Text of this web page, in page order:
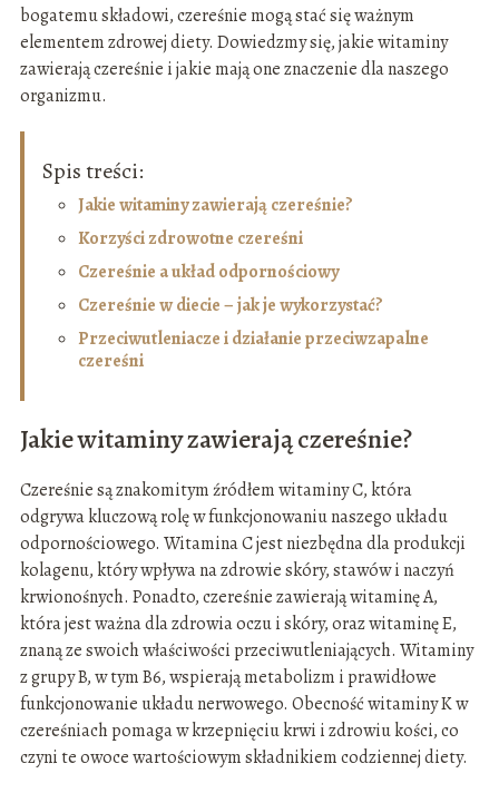
bogatemu składowi, czereśnie mogą stać się ważnym
elementem zdrowej diety. Dowiedzmy się, jakie witaminy
zawierają czereśnie i jakie mają one znaczenie dla naszego
organizmu.
Spis treści:
Jakie witaminy zawierają czereśnie?
Korzyści zdrowotne czereśni
Czereśnie a układ odpornościowy
Czereśnie w diecie – jak je wykorzystać?
Przeciwutleniacze i działanie przeciwzapalne
czereśni
Jakie witaminy zawierają czereśnie?
Czereśnie są znakomitym źródłem witaminy C, która
odgrywa kluczową rolę w funkcjonowaniu naszego układu
odpornościowego. Witamina C jest niezbędna dla produkcji
kolagenu, który wpływa na zdrowie skóry, stawów i naczyń
krwionośnych. Ponadto, czereśnie zawierają witaminę A,
która jest ważna dla zdrowia oczu i skóry, oraz witaminę E,
znaną ze swoich właściwości przeciwutleniających. Witaminy
z grupy B, w tym B6, wspierają metabolizm i prawidłowe
funkcjonowanie układu nerwowego. Obecność witaminy K w
czereśniach pomaga w krzepnięciu krwi i zdrowiu kości, co
czyni te owoce wartościowym składnikiem codziennej diety.